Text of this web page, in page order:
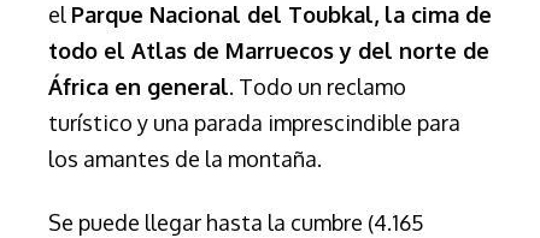
el Parque Nacional del Toubkal, la cima de
todo el Atlas de Marruecos y del norte de
África en general. Todo un reclamo
turístico y una parada imprescindible para
los amantes de la montaña.
Se puede llegar hasta la cumbre (4.165